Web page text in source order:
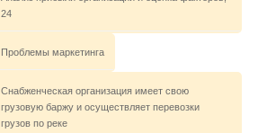
24
Проблемы маркетинга
Снабженческая организация имеет свою
грузовую баржу и осуществляет перевозки
грузов по реке